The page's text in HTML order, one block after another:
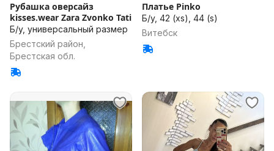
Рубашка оверсайз
kisses.wear Zara Zvonko Tati
Б/у, универсальный размер
Брестский район,
Брестская обл.
Платье Pinko
Б/у, 42 (xs), 44 (s)
Витебск